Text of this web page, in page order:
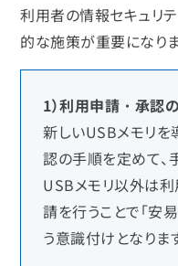
利用者の情報セキュリ
的な施策が重要になりま
1）利用申請・承認
新しいUSBメモリを
認の手順を定めて、
USBメモリ以外は利
請を行うことで「安
う意識付けとなりま